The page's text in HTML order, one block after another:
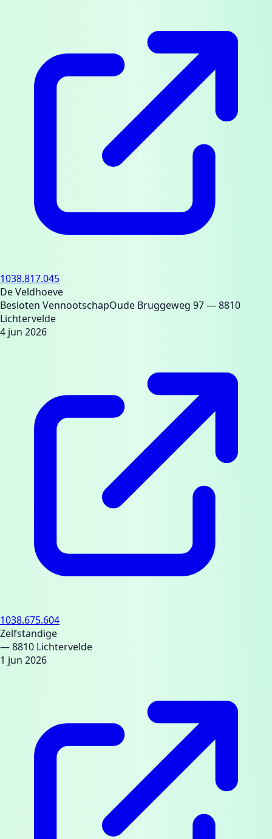
1038.817.045
De Veldhoeve
Besloten VennootschapOude Bruggeweg 97— 8810
Lichtervelde
4 jun 2026
1038.675.604
Zelfstandige
— 8810 Lichtervelde
1 jun 2026